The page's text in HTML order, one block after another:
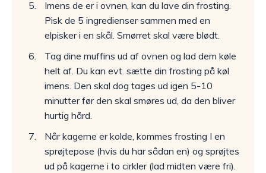
Imens de er i ovnen, kan du lave din frosting.
Pisk de 5 ingredienser sammen med en
elpisker i en skål. Smørret skal være blødt.
Tag dine muffins ud af ovnen og lad dem køle
helt af. Du kan evt. sætte din frosting på køl
imens. Den skal dog tages ud igen 5-10
minutter før den skal smøres ud, da den bliver
hurtig hård.
Når kagerne er kolde, kommes frosting I en
sprøjtepose (hvis du har sådan en) og sprøjtes
ud på kagerne i to cirkler (lad midten være fri).